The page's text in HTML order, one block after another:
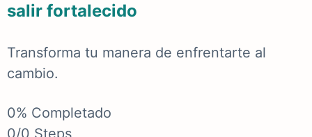
salir fortalecido
Transforma tu manera de enfrentarte al
cambio.
0% Completado
0/0 Steps